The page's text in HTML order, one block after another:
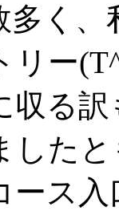
多く
リー
収る
した
ース